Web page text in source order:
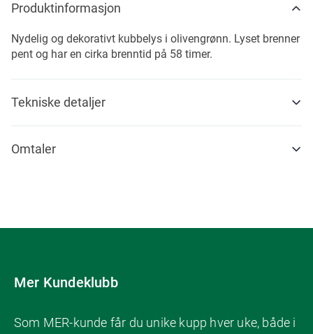
Produktinformasjon
Nydelig og dekorativt kubbelys i olivengrønn. Lyset brenner
pent og har en cirka brenntid på 58 timer.
Tekniske detaljer
Omtaler
Mer Kundeklubb
Som MER-kunde får du unike kupp hver uke, både i